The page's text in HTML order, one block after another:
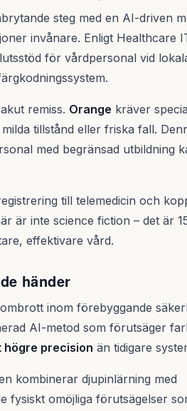
steg med en AI-driven
invånare. Enligt Healthcare
för vårdpersonal vid
remiss. Orange kräver
tillstånd eller friska fall.
med begränsad utbildning
till telemedicin och
är inte science fiction – det är
effektivare vård.
händer
inom förebyggande
AI-metod som förutsäger
högre precision än tidigare
kombinerar djupinlärning med
fysiskt omöjliga förutsägelser